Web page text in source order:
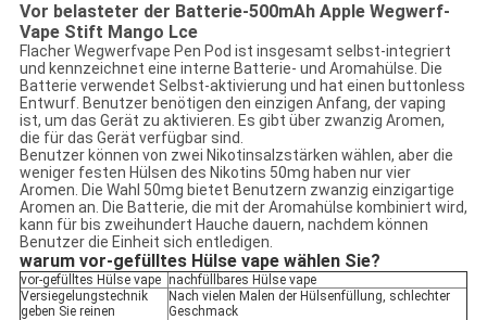
Vor belasteter der Batterie-500mAh Apple Wegwerf-
Vape Stift Mango Lce
Flacher Wegwerfvape Pen Pod ist insgesamt selbst-integriert
und kennzeichnet eine interne Batterie- und Aromahülse. Die
Batterie verwendet Selbst-aktivierung und hat einen buttonless
Entwurf. Benutzer benötigen den einzigen Anfang, der vaping
ist, um das Gerät zu aktivieren. Es gibt über zwanzig Aromen,
die für das Gerät verfügbar sind.
Benutzer können von zwei Nikotinsalzstärken wählen, aber die
weniger festen Hülsen des Nikotins 50mg haben nur vier
Aromen. Die Wahl 50mg bietet Benutzern zwanzig einzigartige
Aromen an. Die Batterie, die mit der Aromahülse kombiniert wird,
kann für bis zweihundert Hauche dauern, nachdem können
Benutzer die Einheit sich entledigen.
warum vor-gefülltes Hülse vape wählen Sie?
vor-gefülltes Hülse vape nachfüllbares Hülse vape
Versiegelungstechnik
geben Sie reinen
Nach vielen Malen der Hülsenfüllung, schlechter
Geschmack